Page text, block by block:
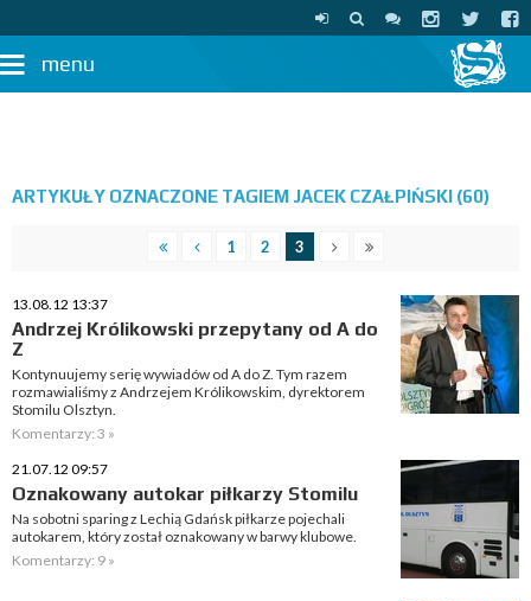
menu
ARTYKUŁY OZNACZONE TAGIEM JACEK CZAŁPIŃSKI (60)
1 2 3
13.08.12 13:37
Andrzej Królikowski przepytany od A do
Z
Kontynuujemy serię wywiadów od A do Z. Tym razem
rozmawialiśmy z Andrzejem Królikowskim, dyrektorem
Stomilu Olsztyn.
Komentarzy: 3 »
21.07.12 09:57
Oznakowany autokar piłkarzy Stomilu
Na sobotni sparing z Lechią Gdańsk piłkarze pojechali
autokarem, który został oznakowany w barwy klubowe.
Komentarzy: 9 »